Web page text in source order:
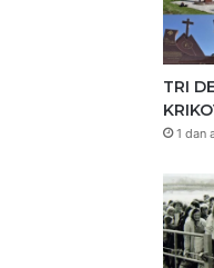
TRI
1 dan